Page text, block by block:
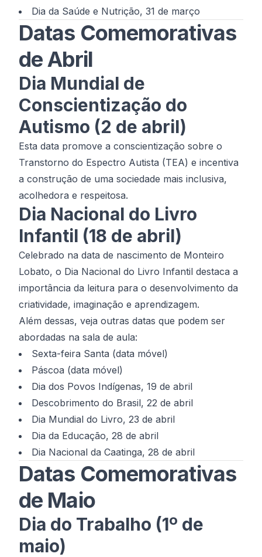
Dia da Saúde e Nutrição, 31 de março
Datas Comemorativas
de Abril
Dia Mundial de
Conscientização do
Autismo (2 de abril)
Esta data promove a conscientização sobre o
Transtorno do Espectro Autista (TEA) e incentiva
a construção de uma sociedade mais inclusiva,
acolhedora e respeitosa.
Dia Nacional do Livro
Infantil (18 de abril)
Celebrado na data de nascimento de Monteiro
Lobato, o Dia Nacional do Livro Infantil destaca a
importância da leitura para o desenvolvimento da
criatividade, imaginação e aprendizagem.
Além dessas, veja outras datas que podem ser
abordadas na sala de aula:
Sexta-feira Santa (data móvel)
Páscoa (data móvel)
Dia dos Povos Indígenas, 19 de abril
Descobrimento do Brasil, 22 de abril
Dia Mundial do Livro, 23 de abril
Dia da Educação, 28 de abril
Dia Nacional da Caatinga, 28 de abril
Datas Comemorativas
de Maio
Dia do Trabalho (1º de
maio)